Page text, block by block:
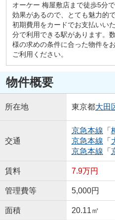
オーケー 梅屋敷店まで徒歩5分
効果があるので、とても魅力的
初期費用をカードでお支払いい
分で利用できる駅があります。
様の求めの条件に合った物件を
ご利用ください。
物件概要
所在地 東京都大田
交通
京急本線 「
京急本線 「
京急本線 「
賃料 7.9万円
管理費等 5,000円
面積 20.11㎡